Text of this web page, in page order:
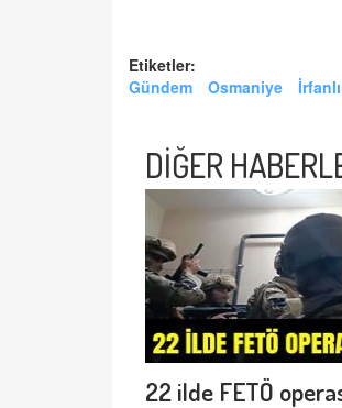
Etiketler:
Gündem
Osmaniye
DİĞER
22 ilde FETÖ